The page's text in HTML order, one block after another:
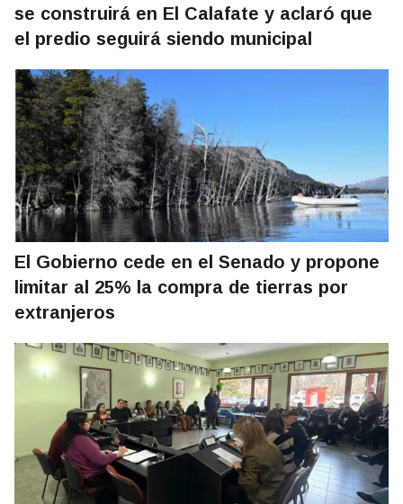
se construirá en El Calafate y aclaró que
el predio seguirá siendo municipal
El Gobierno cede en el Senado y propone
limitar al 25% la compra de tierras por
extranjeros